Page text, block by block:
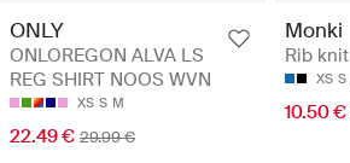
ONLY
ONLOREGON ALVA LS
REG SHIRT NOOS WVN
XS S M
22.49 € 29.99 €
Monki
Rib
XS S
10.50 €